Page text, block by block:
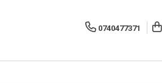
0740477371